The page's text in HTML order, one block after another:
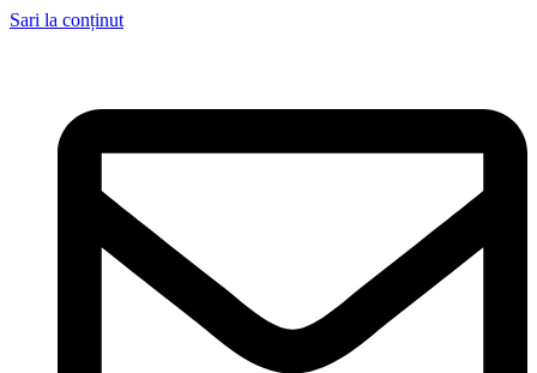
Sari la conținut